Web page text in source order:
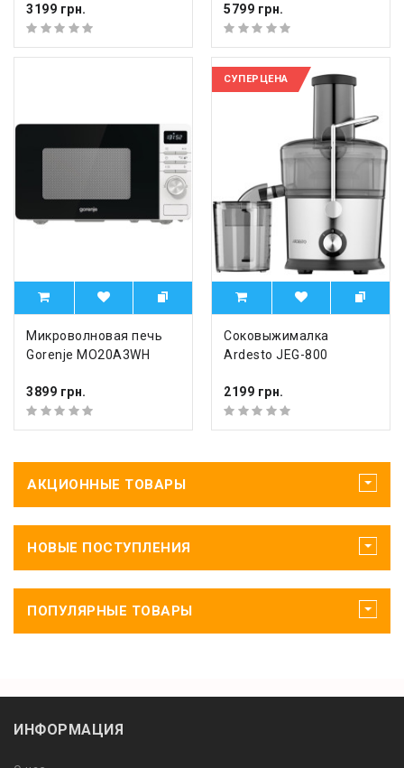
3199 грн. 5799 грн.
Микроволновая печь
Gorenje MO20A3WH
3899 грн.
СУПЕРЦЕНА
Соковыжималка
Ardesto JEG-800
2199 грн.
АКЦИОННЫЕ ТОВАРЫ
НОВЫЕ ПОСТУПЛЕНИЯ
ПОПУЛЯРНЫЕ ТОВАРЫ
ИНФОРМАЦИЯ